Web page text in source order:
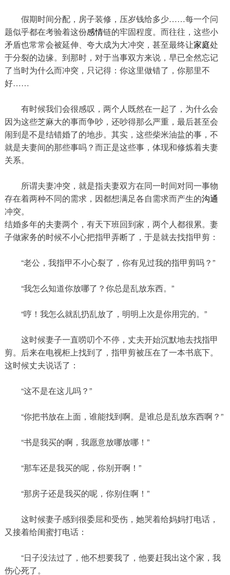
假期时间分配，房子装修，压岁钱给多少……每一个问
题似乎都在考验着这份感情链的牢固程度。而往往，这些小
矛盾也常常会被延伸、夸大成为大冲突，甚至最终让家庭处
于分裂的边缘。到那时，对于当事双方来说，早已全然忘记
了当时为什么而冲突，只记得：你这里做错了，你那里不
好……
有时候我们会很感叹，两个人既然在一起了，为什么会
因为这些芝麻大的事而争吵，还吵得那么严重，最后甚至会
闹到是不是结错婚了的地步。其实，这些柴米油盐的事，不
就是夫妻间的那些事吗？而正是这些事，体现和修炼着夫妻
关系。
所谓夫妻冲突，就是指夫妻双方在同一时间对同一事物
存在着两种不同的需求，因都想满足各自需求而产生的沟通
冲突。
结婚多年的夫妻两个，有天下班回到家，两个人都很累。妻
子做家务的时候不小心把指甲弄断了，于是就去找指甲剪：
“老公，我指甲不小心裂了，你有见过我的指甲剪吗？”
“我怎么知道你放哪了？你总是乱放东西。”
“哼！我怎么就乱扔乱放了，明明上次是你用完的。”
这时候妻子一直唠叨个不停，丈夫开始沉默地去找指甲
剪。后来在电视柜上找到了，指甲剪被压在了一本书底下。
这时候丈夫说话了：
“这不是在这儿吗？”
“你把书放在上面，谁能找到啊。是谁总是乱放东西啊？”
“书是我买的啊，我愿意放哪放哪！”
“那车还是我买的呢，你别开啊！”
“那房子还是我买的呢，你别住啊！”
这时候妻子感到很委屈和受伤，她哭着给妈妈打电话，
又接着给闺蜜打电话：
“日子没法过了，他不想要我了，他要赶我出这个家，我
伤心死了。